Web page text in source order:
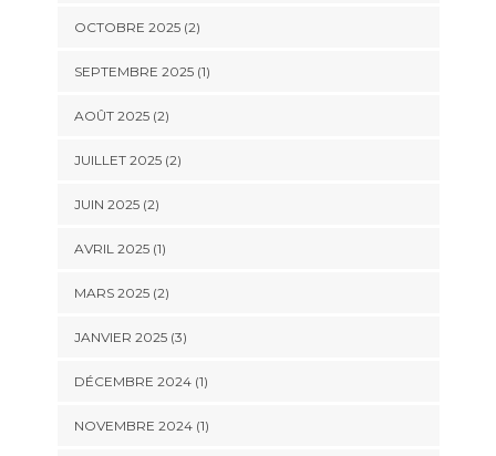
OCTOBRE 2025(2)
SEPTEMBRE 2025(1)
AOÛT 2025(2)
JUILLET 2025(2)
JUIN 2025(2)
AVRIL 2025(1)
MARS 2025(2)
JANVIER 2025(3)
DÉCEMBRE 2024(1)
NOVEMBRE 2024(1)